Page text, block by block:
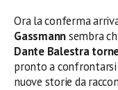
Ora la conferma
Gassmannsembra
Dante Balestra
pronto a confrontarsi
nuove storie da